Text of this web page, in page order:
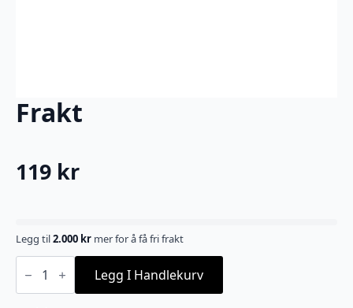
Frakt
119 kr
Legg til2.000 kr mer for å få fri frakt
Frakt
antall Legg I Handlekurv